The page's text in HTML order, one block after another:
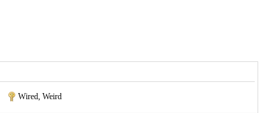
Wired, Weird